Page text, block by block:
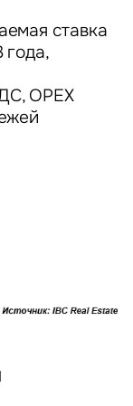
ставка
года,
ОРЕХ